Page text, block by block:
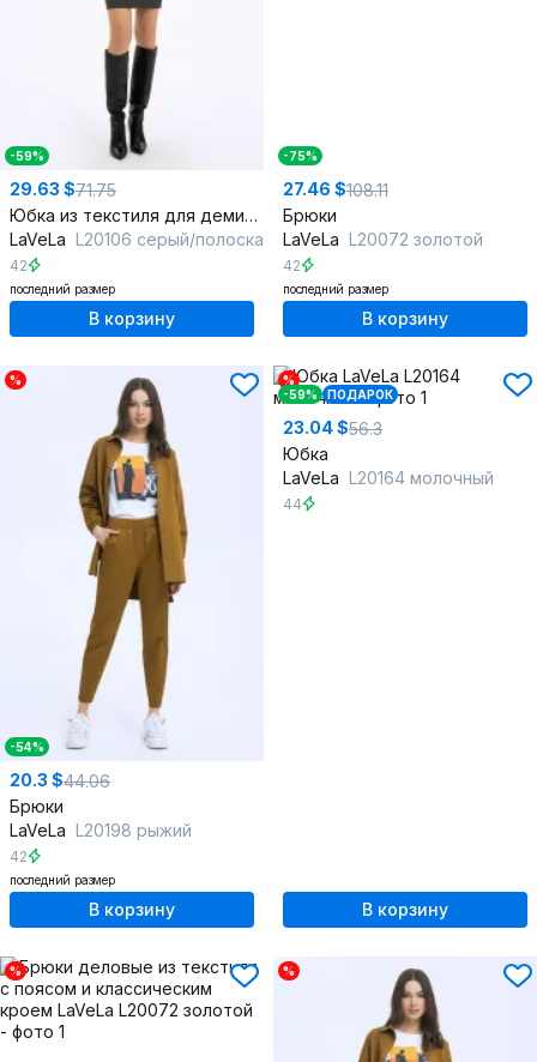
-59%
29.63 $71.75
Юбка из текстиля для демисезона в стиле повседневный
LaVeLa L20106 серый/полоска
42
последний размер
В корзину
-75%
27.46 $108.11
Брюки
LaVeLa L20072 золотой
42
последний размер
В корзину
%
-54%
20.3 $44.06
Брюки
LaVeLa L20198 рыжий
42
последний размер
В корзину
%
-59%
ПОДАРОК
23.04 $56.3
Юбка
LaVeLa L20164 молочный
44
В корзину
% %